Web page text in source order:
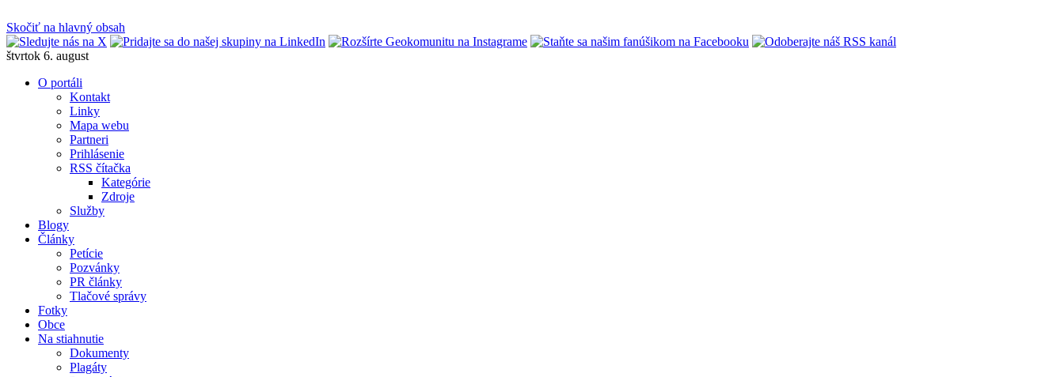
Skočiť na hlavný obsah
štvrtok 6. august
O portáli
Kontakt
Linky
Mapa webu
Partneri
Prihlásenie
RSS čítačka
Kategórie
Zdroje
Služby
Blogy
Články
Petície
Pozvánky
PR články
Tlačové správy
Fotky
Obce
Na stiahnutie
Dokumenty
Plagáty